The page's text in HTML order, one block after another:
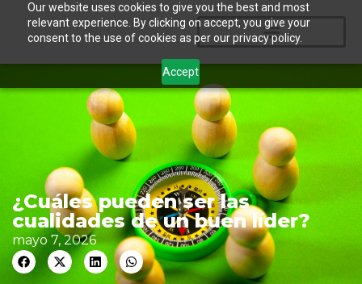
Our website uses cookies to give you the best and most
relevant experience. By clicking on accept, you give your
consent to the use of cookies as per our privacy policy.
Accept
¿Cuáles pueden ser las
cualidades de un buen líder?
mayo 7, 2026